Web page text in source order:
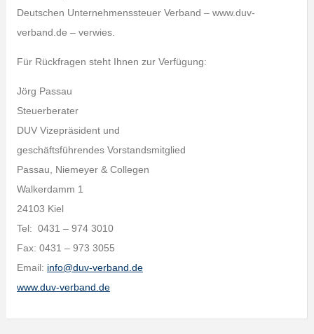
Deutschen Unternehmenssteuer Verband – www.duv-
verband.de – verwies.
Für Rückfragen steht Ihnen zur Verfügung:
Jörg Passau
Steuerberater
DUV Vizepräsident und
geschäftsführendes Vorstandsmitglied
Passau, Niemeyer & Collegen
Walkerdamm 1
24103 Kiel
Tel: 0431 – 974 3010
Fax: 0431 – 973 3055
Email: info@duv-verband.de
www.duv-verband.de